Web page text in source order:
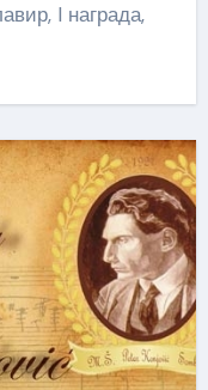
I награда,